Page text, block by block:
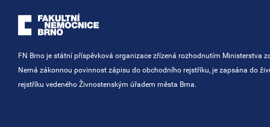
FN Brno je státní příspěvková organizace zřízená rozhodnutím Ministerstva
Nemá zákonnou povinnost zápisu do obchodního rejstříku, je zapsána do
rejstříku vedeného Živnostenským úřadem města Brna.